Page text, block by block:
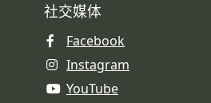
社交媒体
Facebook
Instagram
YouTube